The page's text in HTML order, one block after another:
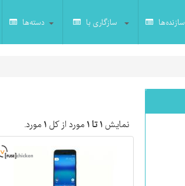
سازنده‌ها سازگاری با دسته‌ها
نمایش۱ تا ۱ مورد از کل۱ مورد.